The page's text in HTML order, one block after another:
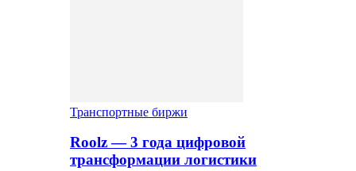
Транспортные биржи
Roolz — 3 года цифровой
трансформации логистики